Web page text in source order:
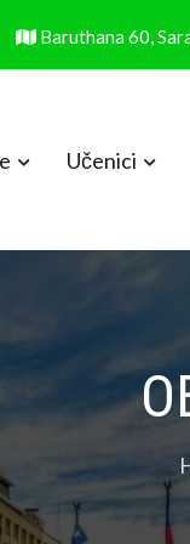
Baruthana 60,
Učenici